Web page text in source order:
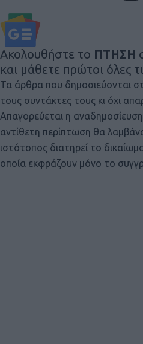
Ακολουθήστε το ΠΤΗΣΗ
και μάθετε πρώτοι όλες
Τα άρθρα που δημοσιεύονται
τους συντάκτες τους κι όχι
Απαγορεύεται η
αντίθετη περίπτωση θα
ιστότοπος διατηρεί το
οποία εκφράζουν μόνο το